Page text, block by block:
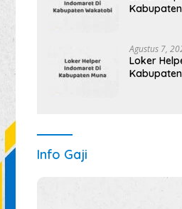
Agustus 7,
Loker
Info Gaji